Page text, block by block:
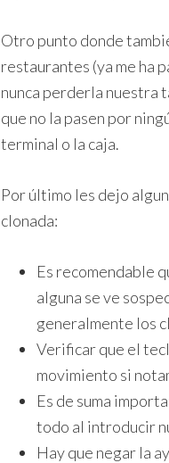
Otro punto donde
restaurantes (ya me ha
nunca perderla nuestra
que no la pasen por
terminal o la caja.
Por último les dejo
clonada:
Es recomendable
alguna se ve
generalmente los
Verificar que el
movimiento si
Es de suma
todo al introducir
Hay que negar la